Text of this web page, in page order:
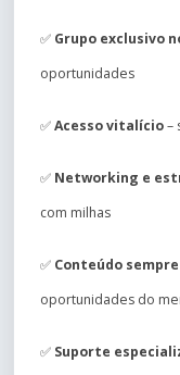
✅ Grupo exclusivo
oportunidades
✅Acesso vitalício–
✅ Networking e
com milhas
✅ Conteúdo
oportunidades do
✅ Suporte